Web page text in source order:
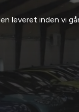
leveret inden vi